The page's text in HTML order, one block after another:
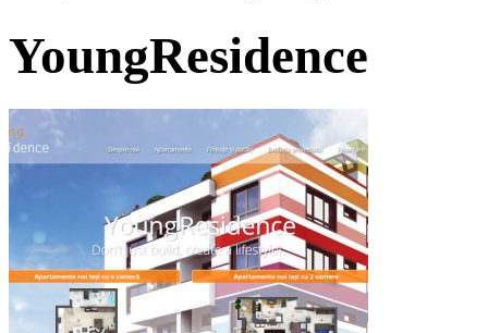
YoungResidence